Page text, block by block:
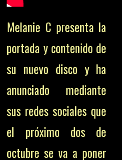
Melanie C presenta la
portada y contenido de
su nuevo disco y ha
anunciado mediante
sus redes sociales que
el próximo dos de
octubre se va a poner